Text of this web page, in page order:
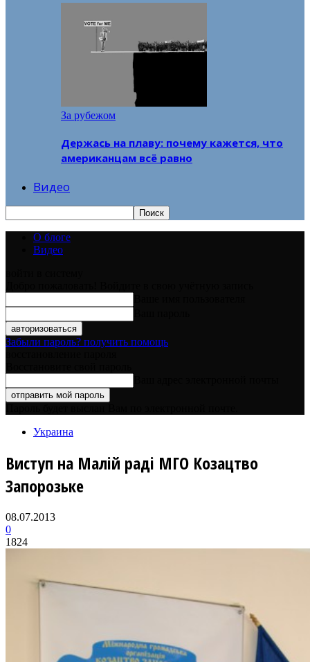
За рубежом
Держась на плаву: почему кажется, что
американцам всё равно
Видео
О блоге
Видео
Забыли пароль? получить помощь
Украина
Виступ на Малій раді МГО Козацтво
Запорозьке
08.07.2013
0
1824